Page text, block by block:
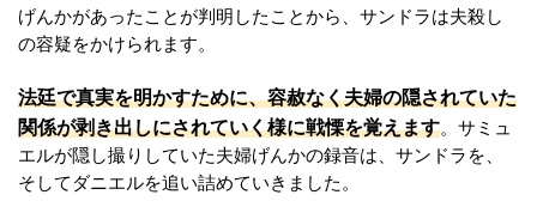
げんかがあったことが判明したことから、サンドラは夫殺し
の容疑をかけられます。
法廷で真実を明かすために、容赦なく夫婦の隠されていた
関係が剥き出しにされていく様に戦慄を覚えます。サミュ
エルが隠し撮りしていた夫婦げんかの録音は、サンドラを、
そしてダニエルを追い詰めていきました。